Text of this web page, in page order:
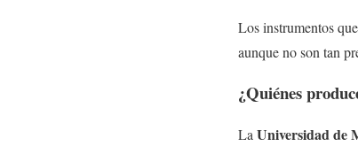
Los instrumentos
aunque no son tan
¿Quiénes
La Universidad de